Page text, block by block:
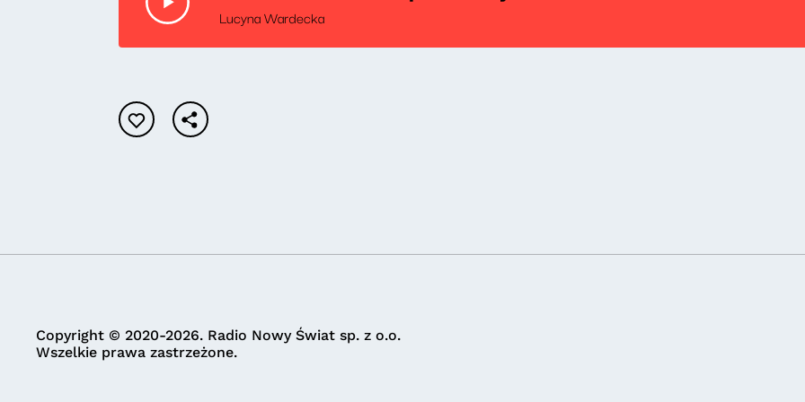
Lucyna Wardecka
Copyright © 2020-2026. Radio Nowy Świat sp. z o.o.
Wszelkie prawa zastrzeżone.